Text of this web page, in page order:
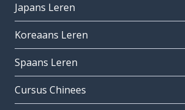
Japans Leren
Koreaans Leren
Spaans Leren
Cursus Chinees